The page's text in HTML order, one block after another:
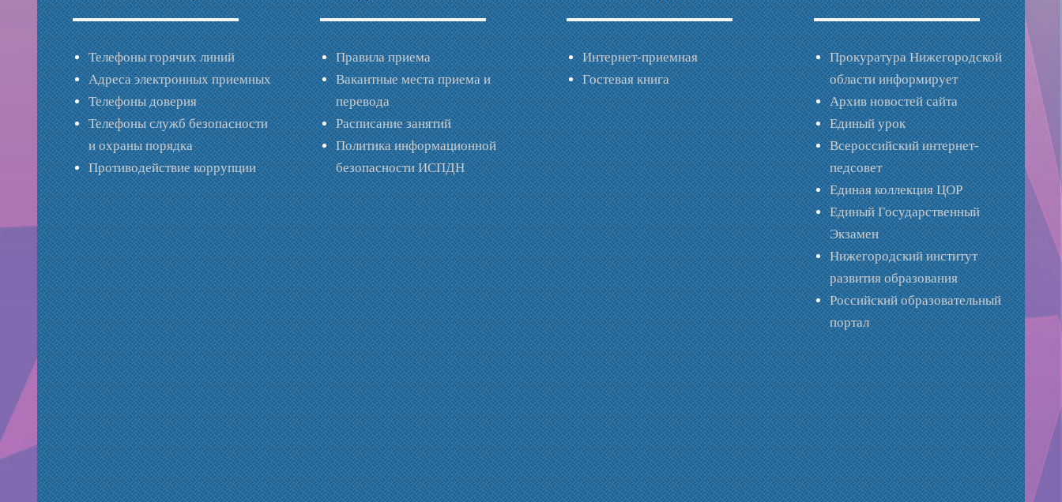
Телефоны горячих линий
Адреса электронных приемных
Телефоны доверия
Телефоны служб безопасности
и охраны порядка
Противодействие коррупции
Правила приема
Вакантные места приема и
перевода
Расписание занятий
Политика информационной
безопасности ИСПДН
Интернет-приемная
Гостевая книга
Прокуратура Нижегородской
области информирует
Архив новостей сайта
Единый урок
Всероссийский интернет-
педсовет
Единая коллекция ЦОР
Единый Государственный
Экзамен
Нижегородский институт
развития образования
Российский образовательный
портал